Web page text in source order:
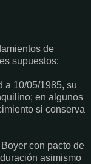
de
supuestos:
a 10/05/1985, su
en algunos
si conserva
con pacto de
asimismo